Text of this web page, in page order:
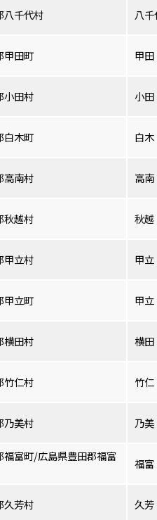
八千代村 八千
甲田町 甲田
小田村 小田
白木町 白木
高南村 高南
秋越村 秋越
甲立村 甲立
甲立町 甲立
横田村 横田
竹仁村 竹仁
乃美村 乃美
福富町/広島県豊田郡福富
福富
久芳村 久芳